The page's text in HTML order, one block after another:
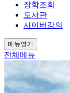
장학조회
도서관
사이버강의
메뉴열기
전체메뉴